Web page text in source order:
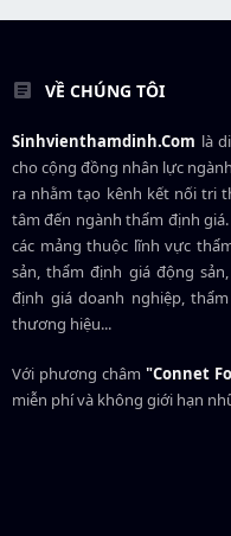
VỀ CHÚNG TÔI
Sinhvienthamdinh.Com là
cho cộng đồng nhân lực
ra nhằm tạo kênh kết nối tri
tâm đến ngành thẩm định
các mảng thuộc lĩnh vực
sản, thẩm định giá động
định giá doanh nghiệp,
thương hiệu...
Với phương châm"Connet
miễn phí và không giới hạn